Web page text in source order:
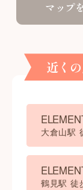
マップ
近く
大倉山駅
鶴見駅 徒